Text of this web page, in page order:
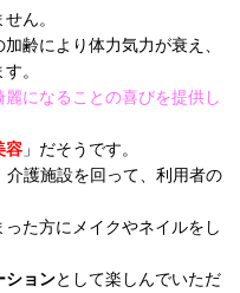
ん。
齢により体力気力が衰え、
。
麗になることの喜びを提供し
容 」だそうです。
護施設を回って、利用者の
た方にメイクやネイルをし
ションとして楽しんでいただ